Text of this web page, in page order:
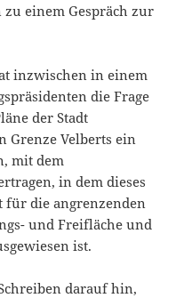
einem Gespräch zur
inzwischen in einem
die Frage
der Stadt
Grenze Velberts ein
mit dem
in dem dieses
für die angrenzenden
und Freifläche und
ist.
darauf hin,